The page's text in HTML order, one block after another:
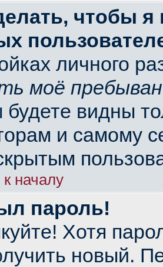
чтобы
личного
моё
будете видны
и самому
началу
пароль!
Хотя
новый.